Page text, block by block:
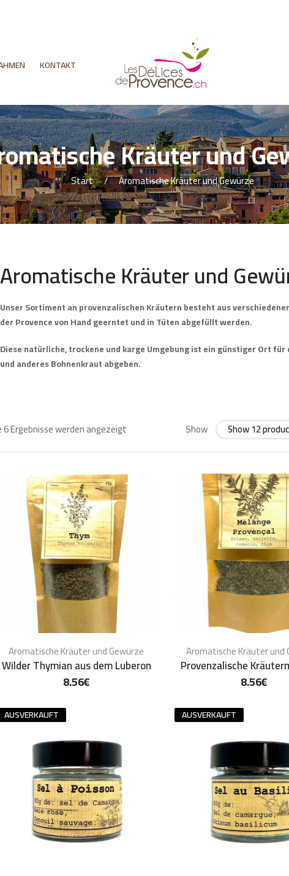
KONTAKT
Kräuter und
Start Aromatische Kräuter und Gewürze
Aromatische Kräuter und
Unser Sortiment an provenzalischen Kräutern besteht aus
der Provence von Hand geerntet und in Tüten abgefüllt werden.
Diese natürliche, trockene und karge Umgebung ist ein günstiger Ort
und anderes Bohnenkraut abgeben.
6 Ergebnisse werden angezeigt Show Show 12
Aromatische Kräuter und Gewürze
Wilder Thymian aus dem Luberon
8.56€
Aromatische Kräuter und
Provenzalische
8.56€
AUSVERKAUFT AUSVERKAUFT